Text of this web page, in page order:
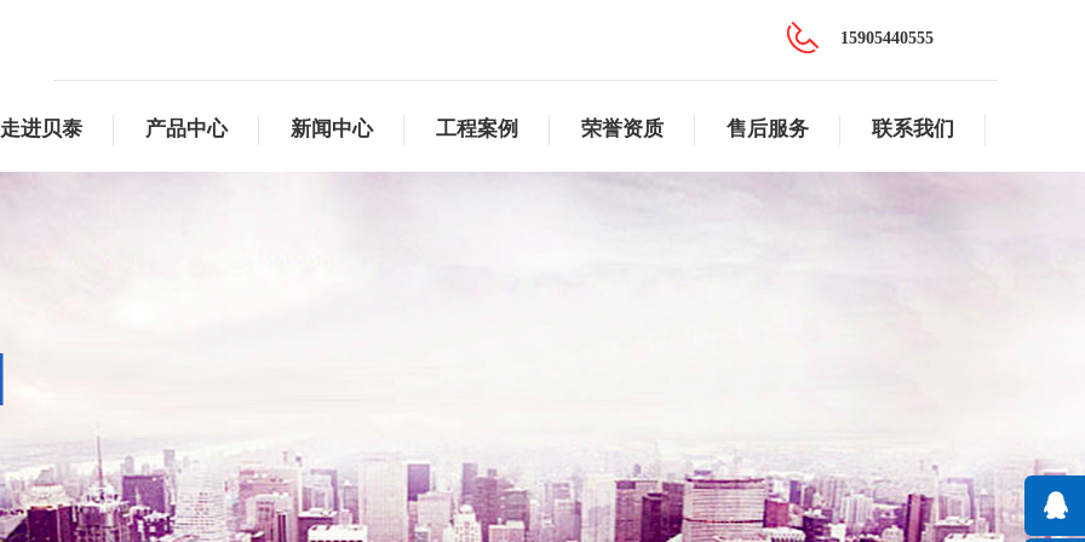
15905440555
走进贝泰 产品中心 新闻中心 工程案例 荣誉资质 售后服务 联系我们